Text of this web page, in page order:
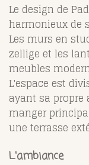
Le design de
harmonieux de
Les murs en
zellige et les
meubles
L'espace est
ayant sa
manger
une terrasse
L'ambiance